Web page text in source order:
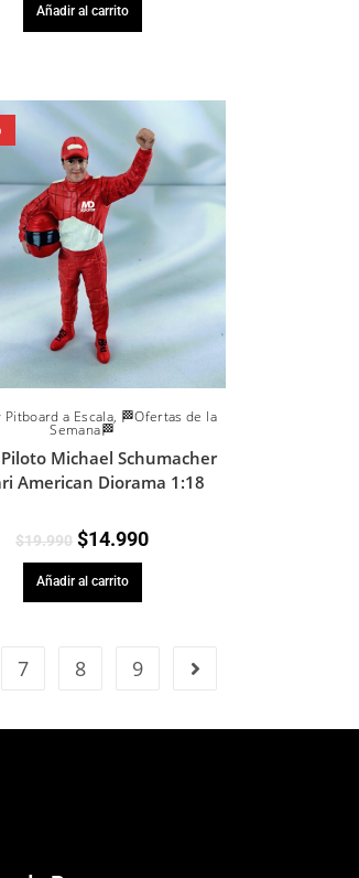
Añadir al carrito
Pitboard a Escala, 🏁Ofertas de la
Semana🏁
Michael Schumacher
American Diorama 1:18
$19.990 $14.990
Añadir al carrito
7 8 9